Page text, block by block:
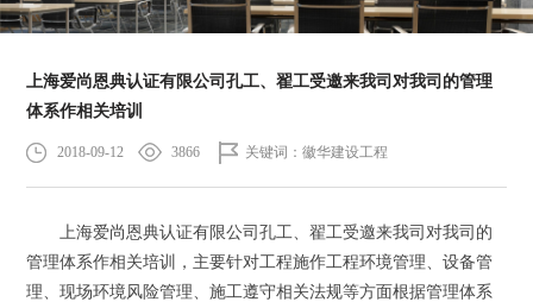
上海爱尚恩典认证有限公司孔工、翟工受邀来我司对我司的管理
体系作相关培训
2018-09-12 3866 关键词：徽华建设工程
上海爱尚恩典认证有限公司孔工、翟工受邀来我司对我司的
管理体系作相关培训，主要针对工程施作工程环境管理、设备管
理、现场环境风险管理、施工遵守相关法规等方面根据管理体系